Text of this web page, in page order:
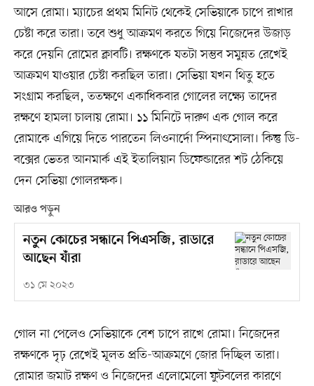
আসে রোমা। ম্যাচের প্রথম মিনিট থেকেই সেভিয়াকে চাপে রাখার
চেষ্টা করে তারা। তবে শুধু আক্রমণ করতে গিয়ে নিজেদের উজাড়
করে দেয়নি রোমের ক্লাবটি। রক্ষণকে যতটা সম্ভব সমুন্নত রেখেই
আক্রমণ যাওয়ার চেষ্টা করছিল তারা। সেভিয়া যখন থিতু হতে
সংগ্রাম করছিল, ততক্ষণে একাধিকবার গোলের লক্ষ্যে তাদের
রক্ষণে হামলা চালায় রোমা। ১১ মিনিটে দারুণ এক গোল করে
রোমাকে এগিয়ে দিতে পারতেন লিওনার্দো স্পিনাৎসোলা। কিন্তু ডি-
বক্সের ভেতর আনমার্ক এই ইতালিয়ান ডিফেন্ডারের শট ঠেকিয়ে
দেন সেভিয়া গোলরক্ষক।
আরও পড়ুন
নতুন কোচের সন্ধানে পিএসজি, রাডারে
আছেন যাঁরা
৩১ মে ২০২৩
গোল না পেলেও সেভিয়াকে বেশ চাপে রাখে রোমা। নিজেদের
রক্ষণকে দৃঢ় রেখেই মূলত প্রতি-আক্রমণে জোর দিচ্ছিল তারা।
রোমার জমাট রক্ষণ ও নিজেদের এলোমেলো ফুটবলের কারণে